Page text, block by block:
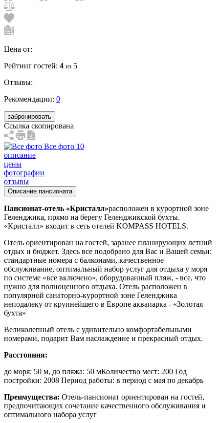
Цена от:
Рейтинг гостей: 4 из 5
Отзывы:
Рекомендации: 0
забронировать
Ссылка скопирована
Все фото 10
описание
цены
фотографии
отзывы
Описание пансионата
Пансионат-отель «Кристалл»расположен в курортной зоне
Геленджика, прямо на берегу Геленджикской бухты.
«Кристалл» входит в сеть отелей KOMPASS HOTELS.
Отель ориентирован на гостей, заранее планирующих летний
отдых и бюджет. Здесь все подобрано для Вас и Вашей семьи:
стандартные номера с балконами, качественное
обслуживание, оптимальный набор услуг для отдыха у моря
по системе «все включено», оборудованный пляж, - все, что
нужно для полноценного отдыха. Отель расположен в
популярной санаторно-курортной зоне Геленджика
неподалеку от крупнейшего в Европе аквапарка - «Золотая
бухта»
Великолепный отель с удивительно комфортабельными
номерами, подарит Вам наслаждение и прекрасный отдых.
Расстояния:
до моря: 50 м, до пляжа: 50 мКоличество мест: 200 Год
постройки: 2008 Период работы: в период с мая по декабрь
Преимущества: Отель-пансионат ориентирован на гостей,
предпочитающих сочетание качественного обслуживания и
оптимального набора услуг